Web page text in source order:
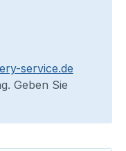
service.de
Geben Sie